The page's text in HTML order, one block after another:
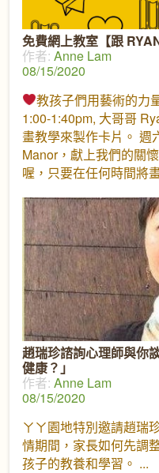
免費網上教室【跟
作者: Anne Lam
08/15/2020
教孩子們用藝術的力
1:00-1:40pm, 大哥哥
畫教學來製作卡片。 週
Manor，獻上我們的關
喔，只要在任何時間將
趙瑞珍諮詢心理師與你
健康？」
作者: Anne Lam
08/15/2020
ㄚㄚ園地特別邀請趙瑞
情期間，家長如何先調
孩子的教養和學習。